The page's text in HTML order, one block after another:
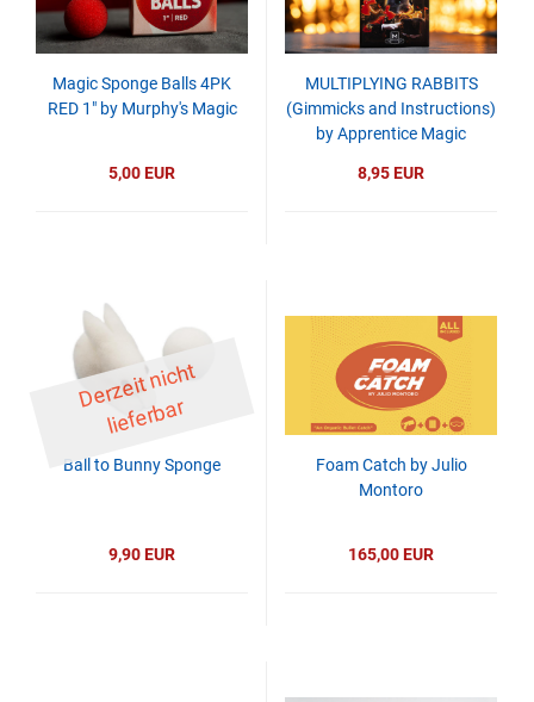
Magic Sponge Balls 4PK
RED 1" by Murphy's Magic
5,00 EUR
MULTIPLYING RABBITS
(Gimmicks and Instructions)
by Apprentice Magic
8,95 EUR
D
er
z
eit
ni
c
ht
li
ef
er
b
ar
Ball to Bunny Sponge
9,90 EUR
Foam Catch by Julio
Montoro
165,00 EUR